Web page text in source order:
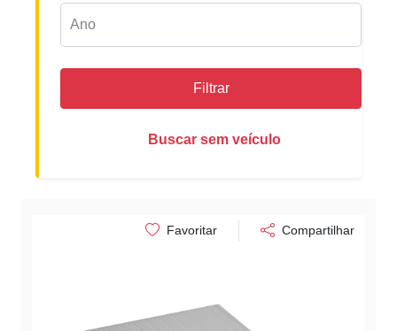
Filtrar
Buscar sem veículo
Favoritar Compartilhar